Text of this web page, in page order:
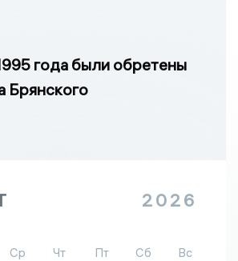
года были обретены
Брянского
2026
Ср Чт Пт Сб
Вс